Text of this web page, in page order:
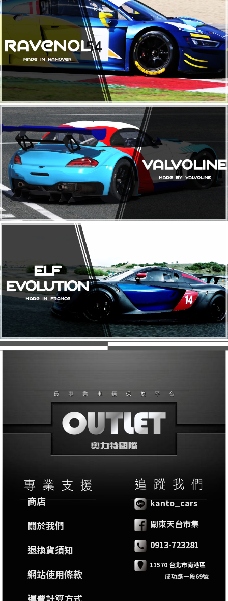
商店
關於我們
退換貨須知
網站使用條款
運費計算方式
kanto_cars
關東天台市集
0913-723281
11570 台北市南港區
成功路一段69號